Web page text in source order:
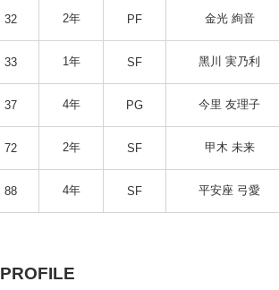
32 2年 PF 金光 絢音
33 1年 SF 黑川 実乃利
37 4年 PG 今里 友理子
72 2年 SF 甲木 未来
88 4年 SF 平安座 弓愛
PROFILE